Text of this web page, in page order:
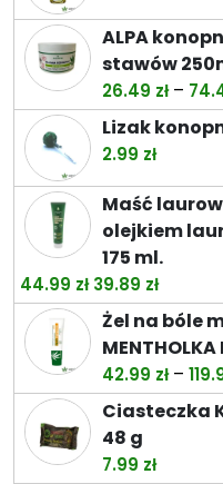
ALPA
stawów
26.49 zł –
Lizak
2.99 zł
Maść
olejkiem
175 ml.
44.99 zł Pierwotna
cena
wynosiła:
44.99 zł.
39.89 złAktualna
cena
wynosi:
39.89 zł.
Żel na bóle
42.99 zł –
Ciasteczka
48 g
7.99 zł